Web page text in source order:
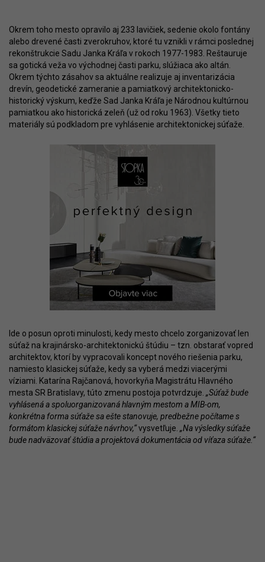
Okrem toho mesto opravilo aj 233 lavičiek, sedenie okolo fontány
alebo drevené časti zverokruhov, ktoré tu vznikli v rámci poslednej
rekonštrukcie Sadu Janka Kráľa v rokoch 1977-1983. Reštauruje
sa gotická veža vo východnej časti parku, slúžiaca ako altán.
Okrem týchto zásahov sa aktuálne realizuje aj inventarizácia
drevín, geodetické zameranie a pamiatkový architektonicko-
historický výskum, keďže Sad Janka Kráľa je Národnou kultúrnou
pamiatkou ako historická zeleň (už od roku 1963). Všetky tieto
materiály sú podkladom pre vyhlásenie architektonickej súťaže.
Ide o posun oproti minulosti, kedy mesto chcelo zorganizovať len
súťaž na krajinársko-architektonickú štúdiu – tzn. obstarať vopred
architektov, ktorí by vypracovali koncept nového riešenia parku,
namiesto klasickej súťaže, kedy sa vyberá medzi viacerými
víziami. Katarína Rajčanová, hovorkyňa Magistrátu Hlavného
mesta SR Bratislavy, túto zmenu postoja potvrdzuje. „Súťaž bude
vyhlásená a spoluorganizovaná hlavným mestom a MIB-om,
konkrétna forma súťaže sa ešte stanovuje, predbežne počítame s
formátom klasickej súťaže návrhov,“vysvetľuje. „Na výsledky súťaže
bude nadväzovať štúdia a projektová dokumentácia od víťaza súťaže.“